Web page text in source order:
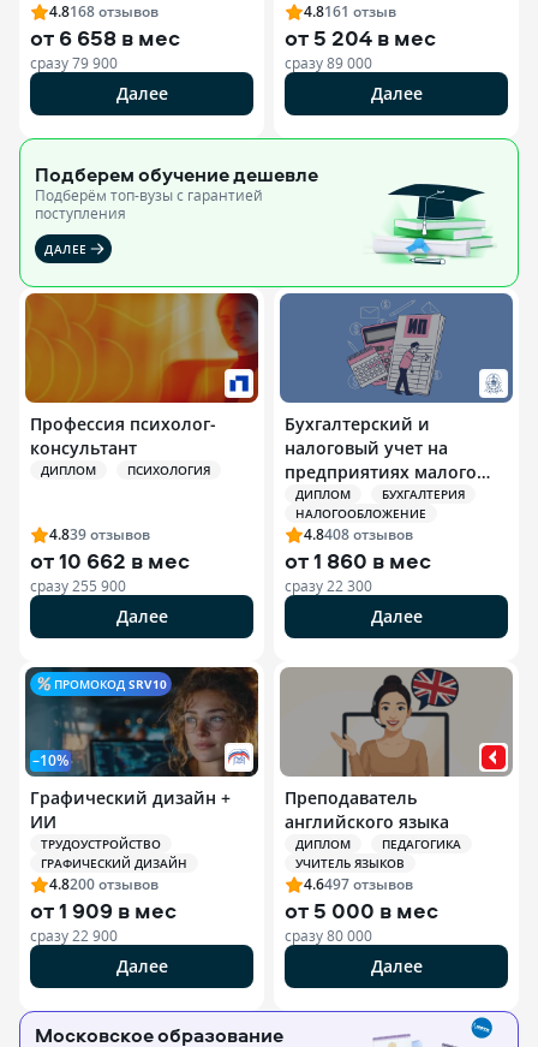
4.8168отзывов
от 6 658 в мес
сразу79 900
Далее
4.8161 отзыв
от 5 204 в мес
сразу89 000
Далее
Подберем обучениедешевле
Подберём топ-вузы c гарантией
поступления
ДАЛЕЕ
Профессия психолог-
консультант
ДИПЛОМ ПСИХОЛОГИЯ
4.839отзывов
от10 662 в мес
сразу 255 900
Далее
Бухгалтерский и
налоговый учет на
предприятиях малого
бизнеса и
индивидуальных
предпринимателей (ИП)
ДИПЛОМ
БУХГАЛТЕРИЯ
НАЛОГООБЛОЖЕНИЕ
4.8408отзывов
от1 860 в мес
сразу 22 300
Далее
ПРОМОКОД SRV10
–10%
Графический дизайн +
ИИ
ТРУДОУСТРОЙСТВО
ГРАФИЧЕСКИЙ ДИЗАЙН
4.8200отзывов
от1 909 в мес
сразу 22 900
Далее
Преподаватель
английского языка
ДИПЛОМ
ПЕДАГОГИКА
УЧИТЕЛЬ ЯЗЫКОВ
4.6497отзывов
от 5 000 в мес
сразу80 000
Далее
Московское образование